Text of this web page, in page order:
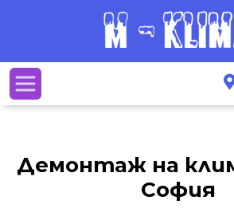
Демонтаж на
София